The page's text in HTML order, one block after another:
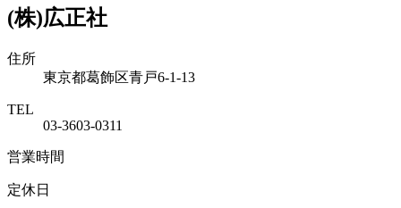
(株)広正社
住所
東京都葛飾区青戸6-1-13
TEL
03-3603-0311
営業時間
定休日